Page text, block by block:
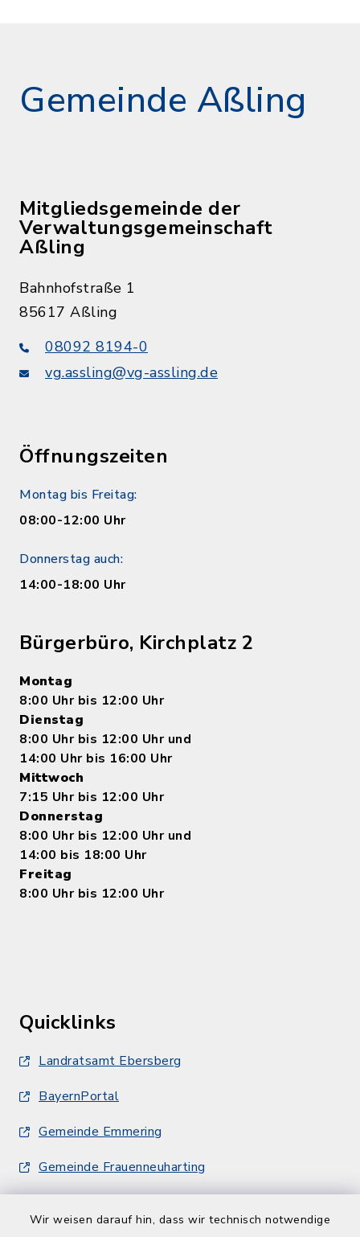
Wir weisen darauf hin, dass wir technisch notwendige
Gemeinde Aßling
Mitgliedsgemeinde der
Verwaltungsgemeinschaft
Aßling
Bahnhofstraße 1
85617 Aßling
08092 8194-0
vg.assling@vg-assling.de
Öffnungszeiten
Montag bis Freitag:
08:00-12:00 Uhr
Donnerstag auch:
14:00-18:00 Uhr
Bürgerbüro, Kirchplatz 2
Montag
8:00 Uhr bis 12:00 Uhr
Dienstag
8:00 Uhr bis 12:00 Uhr und
14:00 Uhr bis 16:00 Uhr
Mittwoch
7:15 Uhr bis 12:00 Uhr
Donnerstag
8:00 Uhr bis 12:00 Uhr und
14:00 bis 18:00 Uhr
Freitag
8:00 Uhr bis 12:00 Uhr
Quicklinks
Landratsamt Ebersberg
BayernPortal
Gemeinde Emmering
Gemeinde Frauenneuharting